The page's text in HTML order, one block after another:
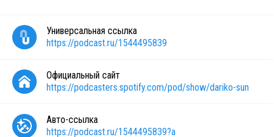
Универсальная ссылка
https://podcast.ru/1544495839
Официальный сайт
https://podcasters.spotify.com/pod/show/dariko-sun
Авто-ссылка
https://podcast.ru/1544495839?a